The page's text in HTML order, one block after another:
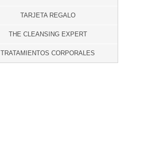
TARJETA REGALO
THE CLEANSING EXPERT
TRATAMIENTOS CORPORALES